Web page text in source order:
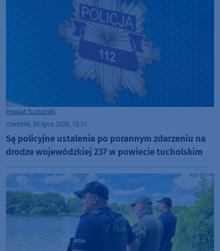
Powiat Tucholski
czwartek, 30 lipca 2026, 13:31
Są policyjne ustalenia po porannym zdarzeniu na
drodze wojewódzkiej 237 w powiecie tucholskim